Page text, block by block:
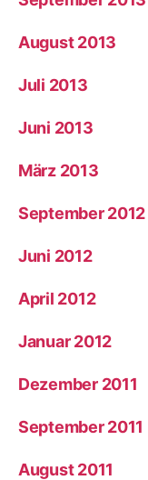
August 2013
Juli 2013
Juni 2013
März 2013
September 2012
Juni 2012
April 2012
Januar 2012
Dezember 2011
September 2011
August 2011